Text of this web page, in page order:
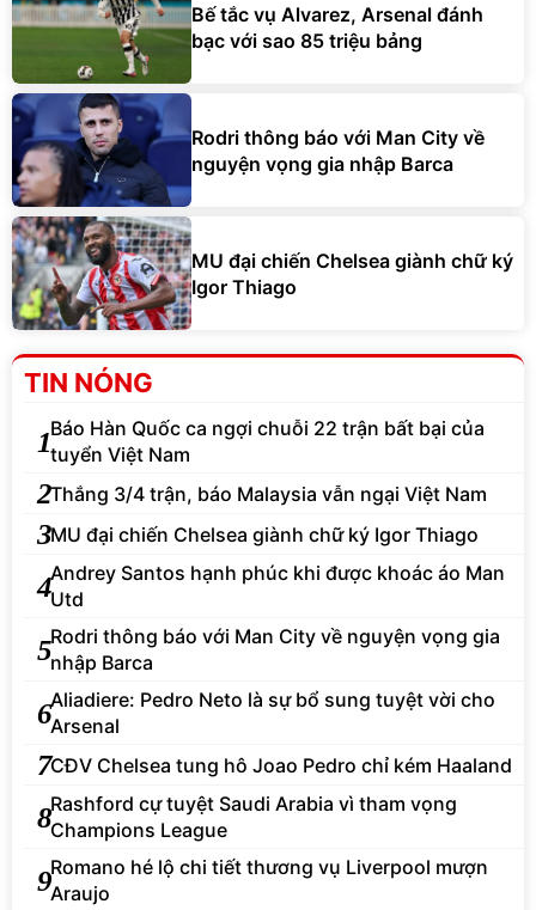
Bế tắc vụ Alvarez, Arsenal đánh
bạc với sao 85 triệu bảng
Rodri thông báo với Man City về
nguyện vọng gia nhập Barca
MU đại chiến Chelsea giành chữ ký
Igor Thiago
TIN NÓNG
1Báo Hàn Quốc ca ngợi chuỗi 22 trận bất bại của
tuyển Việt Nam
2Thắng 3/4 trận, báo Malaysia vẫn ngại Việt Nam
3MU đại chiến Chelsea giành chữ ký Igor Thiago
4Andrey Santos hạnh phúc khi được khoác áo Man
Utd
5Rodri thông báo với Man City về nguyện vọng gia
nhập Barca
6Aliadiere: Pedro Neto là sự bổ sung tuyệt vời cho
Arsenal
7CĐV Chelsea tung hô Joao Pedro chỉ kém Haaland
8Rashford cự tuyệt Saudi Arabia vì tham vọng
Champions League
9Romano hé lộ chi tiết thương vụ Liverpool mượn
Araujo